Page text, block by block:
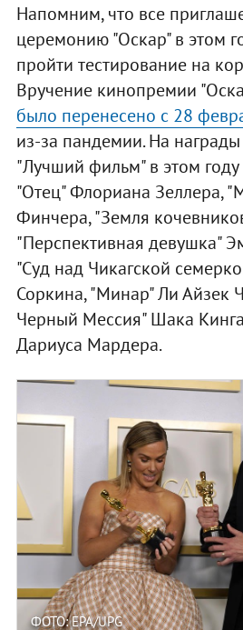
Напомним, что все
церемонию "Оскар" в этом
пройти тестирование на
Вручение кинопремии
было перенесено с 28
из-за пандемии. На
"Лучший фильм" в этом
"Отец" Флориана Зеллера,
Финчера, "Земля
"Перспективная девушка"
"Суд над Чикагской
Соркина, "Минар" Ли Айзек
Черный Мессия" Шака
Дариуса Мардера.
ФОТО: EPA/UPG